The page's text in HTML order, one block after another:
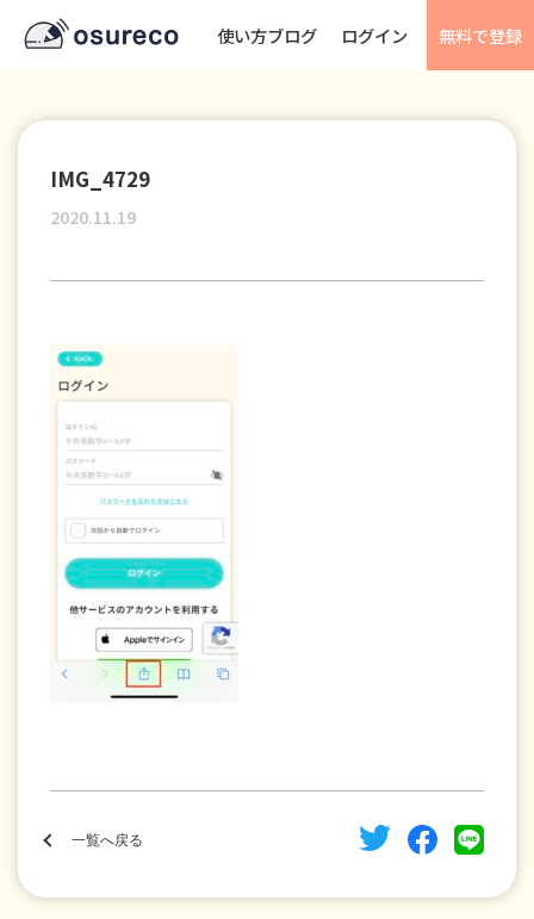
使い方ブログ ログイン 無料で登録
IMG_4729
2020.11.19
一覧へ戻る